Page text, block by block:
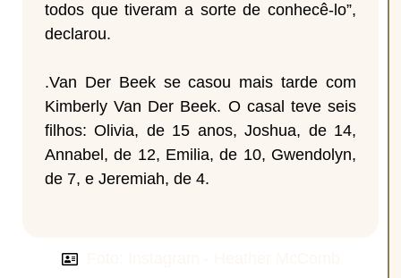
todos que tiveram a sorte de conhecê-lo”,
declarou.
.Van Der Beek se casou mais tarde com
Kimberly Van Der Beek. O casal teve seis
filhos: Olivia, de 15 anos, Joshua, de 14,
Annabel, de 12, Emilia, de 10, Gwendolyn,
de 7, e Jeremiah, de 4.